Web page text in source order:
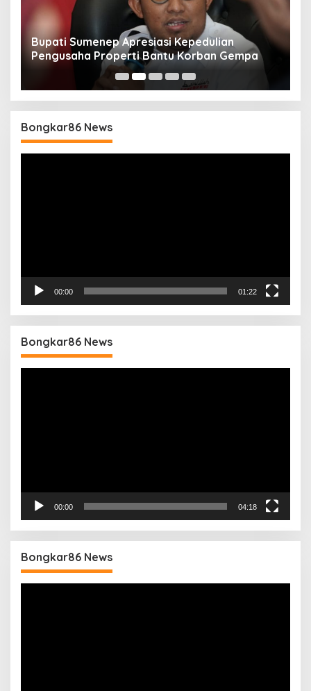
Bupati Sumenep Apresiasi Kepedulian
Pengusaha Properti Bantu Korban Gempa
Bongkar86 News
00:00 01:22
Bongkar86 News
00:00 04:18
Bongkar86 News